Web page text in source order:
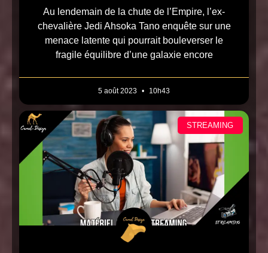
Au lendemain de la chute de l’Empire, l’ex-
chevalière Jedi Ahsoka Tano enquête sur une
menace latente qui pourrait bouleverser le
fragile équilibre d’une galaxie encore
5 août 2023 10h43
STREAMING